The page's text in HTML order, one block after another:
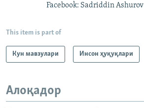
Facebook: Sadriddin Ashurov
This item is part of
Кун мавзулари Инсон ҳуқуқлари
Алоқадор